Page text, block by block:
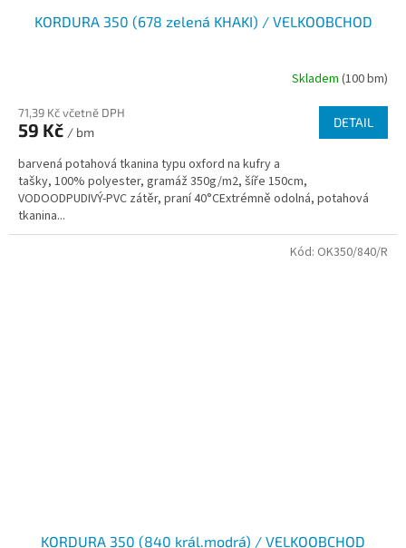
KORDURA 350 (678 zelená KHAKI) / VELKOOBCHOD
Skladem (100 bm)
71,39 Kč včetně DPH
59 Kč / bm
DETAIL
barvená potahová tkanina typu oxford na kufry a
tašky, 100% polyester, gramáž 350g/m2, šíře 150cm,
VODOODPUDIVÝ-PVC zátěr, praní 40°CExtrémně odolná, potahová
tkanina...
KORDURA 350 (840 král.modrá) / VELKOOBCHOD
Kód: OK350/840/R